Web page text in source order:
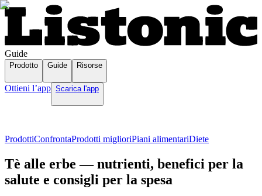
Guide
Prodotto Guide Risorse
Ottieni l’app Scarica l'app
ProdottiConfrontaProdotti miglioriPiani alimentariDiete
Tè alle erbe — nutrienti, benefici per la
salute e consigli per la spesa